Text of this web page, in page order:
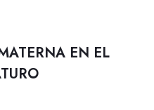
EN EL